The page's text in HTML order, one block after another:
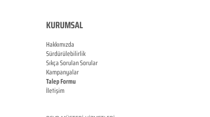
KURUMSAL
Hakkımızda
Sürdürülebilirlik
Sıkça Sorulan Sorular
Kampanyalar
Talep Formu
İletişim